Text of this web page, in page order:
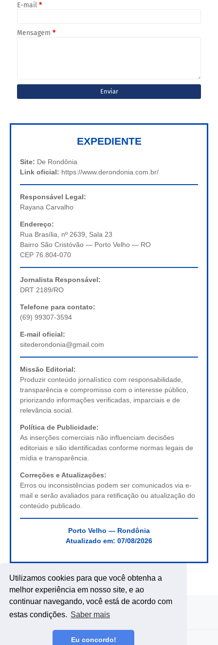
Utilizamos cookies para que você obtenha a
melhor experiência em nosso site, e ao
continuar navegando, você está de acordo com
estas condições. Saber mais
Eu concordo!
E-mail *
Mensagem *
EXPEDIENTE
Site: De Rondônia
Link oficial: https://www.derondonia.com.br/
Responsável Legal:
Rayana Carvalho
Endereço:
Rua Brasília, nº 2639, Sala 23
Bairro São Cristóvão — Porto Velho — RO
CEP 76.804-070
Jornalista Responsável:
DRT 2189/RO
Telefone para contato:
(69) 99307-3594
E-mail oficial:
sitederondonia@gmail.com
Missão Editorial:
Produzir conteúdo jornalístico com responsabilidade,
transparência e compromisso com o interesse público,
priorizando informações verificadas, imparciais e de
relevância social.
Política de Publicidade:
As inserções comerciais não influenciam decisões
editoriais e são identificadas conforme normas legais de
mídia e transparência.
Correções e Atualizações:
Erros ou inconsistências podem ser comunicados via e-
mail e serão avaliados para retificação ou atualização do
conteúdo publicado.
Porto Velho — Rondônia
Atualizado em: 07/08/2026